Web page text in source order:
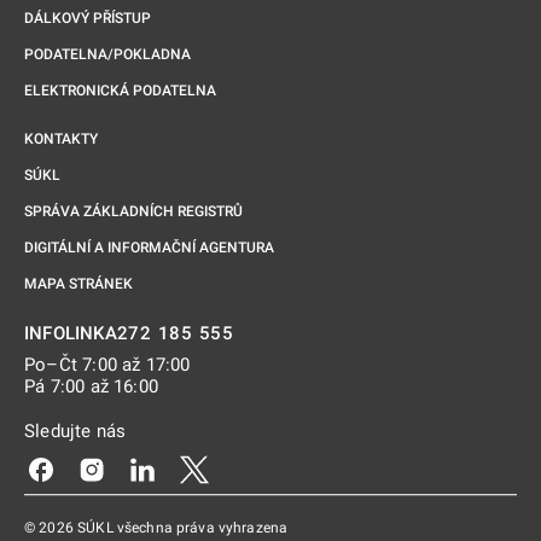
DÁLKOVÝ PŘÍSTUP
PODATELNA/POKLADNA
ELEKTRONICKÁ PODATELNA
KONTAKTY
SÚKL
SPRÁVA ZÁKLADNÍCH REGISTRŮ
DIGITÁLNÍ A INFORMAČNÍ AGENTURA
MAPA STRÁNEK
INFOLINKA272 185 555
Po–Čt 7:00 až 17:00
Pá 7:00 až 16:00
Sledujte nás
Odkaz se otevře na nové kartě
Odkaz se otevře na nové kartě
Odkaz se otevře na nové kartě
© 2026 SÚKL všechna práva vyhrazena